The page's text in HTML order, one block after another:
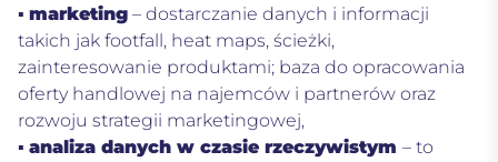
▪ marketing – dostarczanie danych i informacji
takich jak footfall, heat maps, ścieżki,
zainteresowanie produktami; baza do opracowania
oferty handlowej na najemców i partnerów oraz
rozwoju strategii marketingowej,
▪ analiza danych w czasie rzeczywistym – to